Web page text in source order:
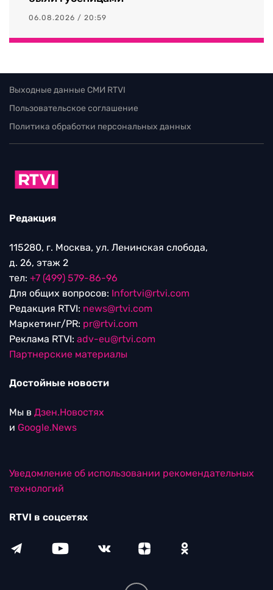
06.08.2026 / 20:59
Выходные данные СМИ RTVI
Пользовательское соглашение
Политика обработки персональных данных
Редакция
115280, г. Москва, ул. Ленинская слобода,
д. 26, этаж 2
тел: +7 (499) 579-86-96
Для общих вопросов: Infortvi@rtvi.com
Редакция RTVI: news@rtvi.com
Маркетинг/PR: pr@rtvi.com
Реклама RTVI: adv-eu@rtvi.com
Партнерские материалы
Достойные новости
Мы в Дзен.Новостях
и Google.News
Уведомление об использовании рекомендательных
технологий
RTVI в соцсетях